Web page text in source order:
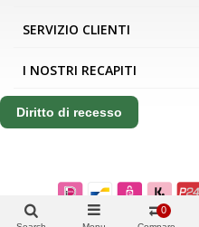
SERVIZIO CLIENTI
I NOSTRI RECAPITI
Diritto di recesso
0